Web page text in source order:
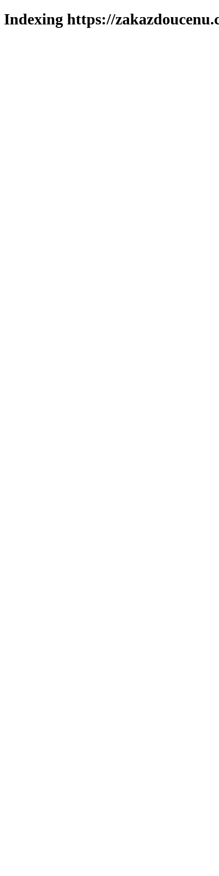
Indexing https://